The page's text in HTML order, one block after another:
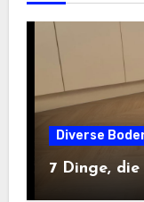
Diverse
7 Dinge,